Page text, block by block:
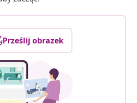
Prześlij obrazek